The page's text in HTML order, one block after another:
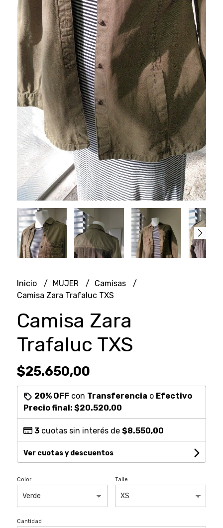
Inicio MUJER
Camisas
Camisa Zara Trafaluc TXS
Camisa Zara
Trafaluc TXS
$25.650,00
20% OFF con Transferencia o Efectivo
Precio final: $20.520,00
3cuotas sin interés de $8.550,00
Ver cuotas y descuentos
Color Talle
Cantidad